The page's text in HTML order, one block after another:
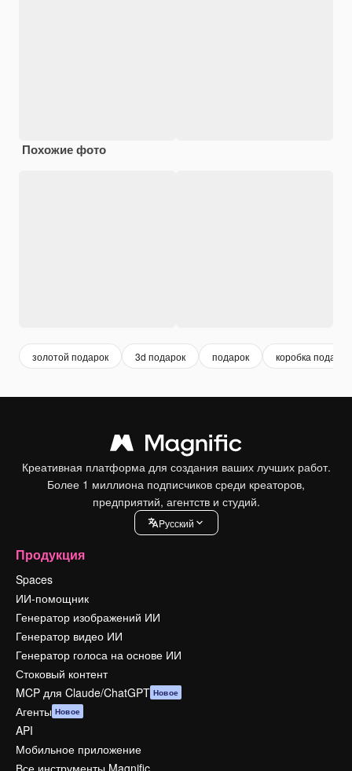
Похожие фото
золотой подарок 3d подарок подарок коробка подарок
Креативная платформа для создания ваших лучших работ.
Более 1 миллиона подписчиков среди креаторов,
предприятий, агентств и студий.
Pусский
Продукция
Spaces
ИИ-помощник
Генератор изображений ИИ
Генератор видео ИИ
Генератор голоса на основе ИИ
Стоковый контент
MCP для Claude/ChatGPT Новое
Агенты Новое
API
Мобильное приложение